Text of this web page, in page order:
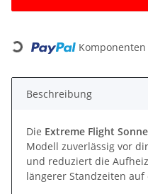
Loading...
Beschreibung
Die Extreme Flight
Modell zuverlässig vor
und reduziert die
längerer Standzeiten auf